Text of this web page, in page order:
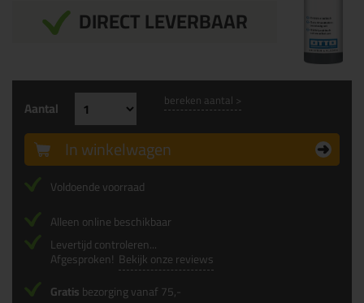
DIRECT LEVERBAAR
Aantal bereken aantal >
In winkelwagen
Voldoende voorraad
Alleen online beschikbaar
Levertijd controleren...
Afgesproken! Bekijk onze reviews
Gratisbezorging vanaf 75,-